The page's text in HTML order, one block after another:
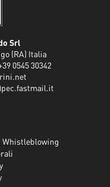
Srl
(RA) Italia
0545 30342
Whistleblowing